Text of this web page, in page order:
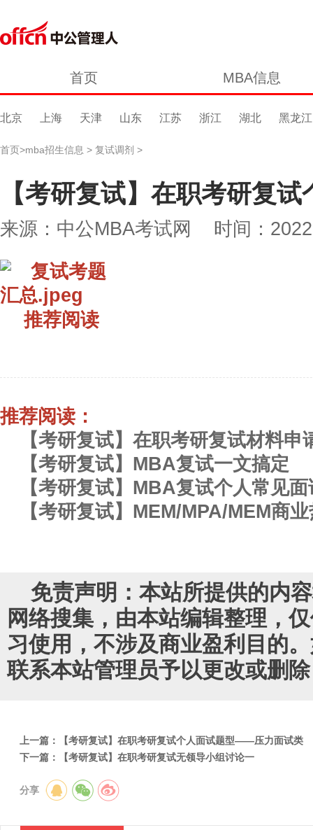
首页 MBA信息
北京 上海 天津 山东 江苏 浙江 湖北 黑龙江
首页>mba招生信息 > 复试调剂 >
【考研复试】在职考研复
来源：中公MBA考试网 时间：
推荐阅读
推荐阅读：
【考研复试】在职考研复试材料申
【考研复试】MBA复试一文搞定
【考研复试】MBA复试个人常见
【考研复试】MEM/MPA/MEM商
免责声明：本站所提供的内
网络搜集，由本站编辑整理，
习使用，不涉及商业盈利目的
联系本站管理员予以更改或删除
上一篇：
【考研复试】在职考研复试个人面试题型——压力面试类
下一篇：
【考研复试】在职考研复试无领导小组讨论一
分享